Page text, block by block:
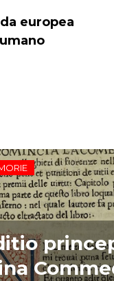
europea